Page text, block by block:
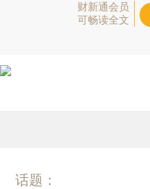
财新通会员
可畅读全文
话题：